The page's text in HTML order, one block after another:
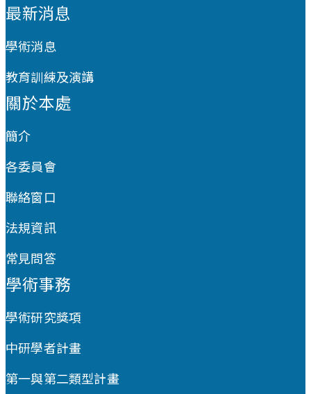
最新消息
學術消息
教育訓練及演講
關於本處
簡介
各委員會
聯絡窗口
法規資訊
常見問答
學術事務
學術研究獎項
中研學者計畫
第一與第二類型計畫